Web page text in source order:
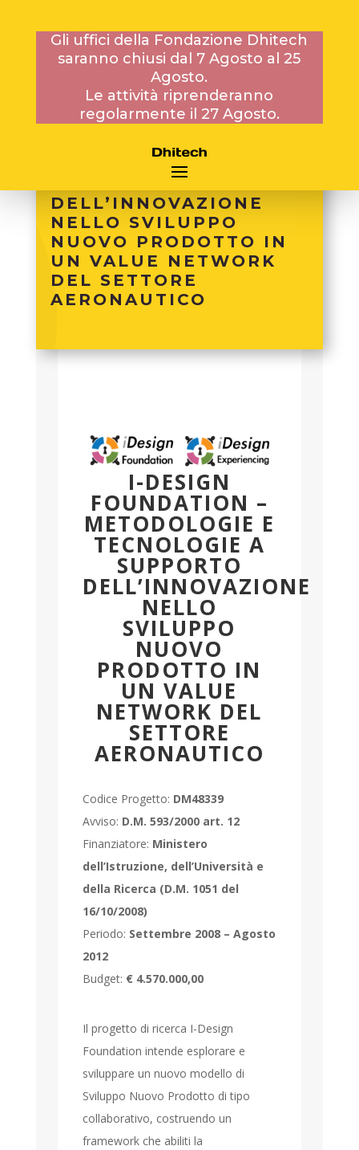
Gli uffici della Fondazione Dhitech
saranno chiusi dal 7 Agosto al 25
Agosto.
Le attività riprenderanno
regolarmente il 27 Agosto.
PROGETTI NAZIONALI
I-DESIGN FOUNDATION
– METODOLOGIE E
TECNOLOGIE A
DELL’INNOVAZIONE
NELLO SVILUPPO
NUOVO PRODOTTO IN
UN VALUE NETWORK
DEL SETTORE
AERONAUTICO
I-DESIGN
FOUNDATION –
METODOLOGIE E
TECNOLOGIE A
SUPPORTO
DELL’INNOVAZIONE
NELLO
SVILUPPO
NUOVO
PRODOTTO IN
UN VALUE
NETWORK DEL
SETTORE
AERONAUTICO
Codice Progetto: DM48339
Avviso: D.M. 593/2000 art. 12
Finanziatore: Ministero
dell’Istruzione, dell’Università e
della Ricerca (D.M. 1051 del
16/10/2008)
Periodo: Settembre 2008 – Agosto
2012
Budget: € 4.570.000,00
Il progetto di ricerca I-Design
Foundation intende esplorare e
sviluppare un nuovo modello di
Sviluppo Nuovo Prodotto di tipo
collaborativo, costruendo un
framework che abiliti la